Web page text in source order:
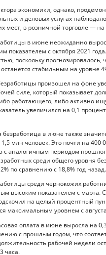
экономики, однако,
и деловых услугах
мест, в розничной торговле — на
в июне неожиданно вырос
показателем с октября 2021
поскольку прогнозировалось,
стабильным на уровне
произошел на фоне
силе, который показывает
работающего, либо активно
увеличился на 0,1
безработица в июне также
1,5 млн человек. Это почти на 400
с аналогичным периодом
среди общего уровня
по сравнению с 18,8% год назад.
среди чернокожих
высоким показателем с марта.
на целый процентный
максимальным уровнем с
оплата в июне выросла на
с прошлым годом, что
рабочей недели
часа.